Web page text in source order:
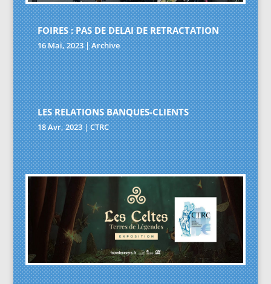
FOIRES : PAS DE DELAI DE RETRACTATION
16 Mai, 2023|Archive
LES RELATIONS BANQUES-CLIENTS
18 Avr, 2023|CTRC